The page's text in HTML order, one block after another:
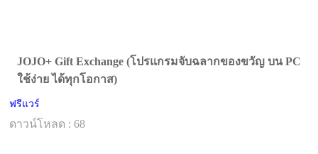
JOJO+ Gift Exchange (โปรแกรมจับฉลากของขวัญ บน PC
ใช้ง่าย ได้ทุกโอกาส)
ฟรีแวร์
ดาวน์โหลด : 68